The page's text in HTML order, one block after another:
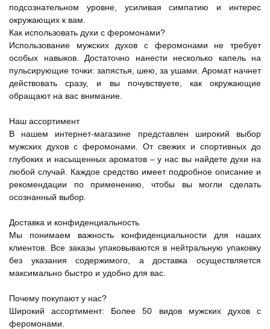
подсознательном уровне, усиливая симпатию и интерес
окружающих к вам.
Как использовать духи с феромонами?
Использование мужских духов с феромонами не требует
особых навыков. Достаточно нанести несколько капель на
пульсирующие точки: запястья, шею, за ушами. Аромат начнет
действовать сразу, и вы почувствуете, как окружающие
обращают на вас внимание.
Наш ассортимент
В нашем интернет-магазине представлен широкий выбор
мужских духов с феромонами. От свежих и спортивных до
глубоких и насыщенных ароматов – у нас вы найдете духи на
любой случай. Каждое средство имеет подробное описание и
рекомендации по применению, чтобы вы могли сделать
осознанный выбор.
Доставка и конфиденциальность
Мы понимаем важность конфиденциальности для наших
клиентов. Все заказы упаковываются в нейтральную упаковку
без указания содержимого, а доставка осуществляется
максимально быстро и удобно для вас.
Почему покупают у нас?
Широкий ассортимент: Более 50 видов мужских духов с
феромонами.